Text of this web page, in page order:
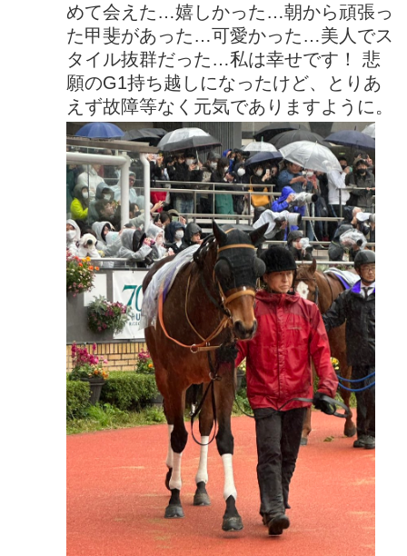
めて会えた…嬉しかった…朝から頑張っ
た甲斐があった…可愛かった…美人でス
タイル抜群だった…私は幸せです！ 悲
願のG1持ち越しになったけど、とりあ
えず故障等なく元気でありますように。